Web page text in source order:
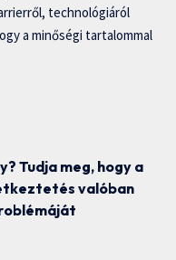
technológiáról
a minőségi tartalommal
Tudja meg, hogy a
valóban